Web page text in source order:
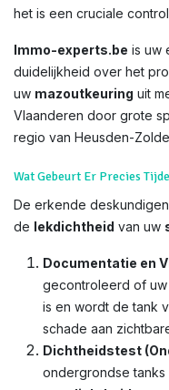
het is een cruciale
Immo-experts.be is uw
duidelijkheid over het
uw mazoutkeuring uit
Vlaanderen door grote
regio van Heusden-
Wat Gebeurt Er Precies
De erkende
de lekdichtheid van uw
Documentatie en
gecontroleerd of
is en wordt de tank
schade aan
Dichtheidstest
ondergrondse tanks